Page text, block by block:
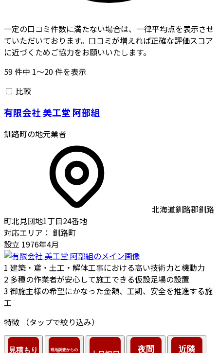
一定の口コミ件数に満たない場合は、一律平均点を表示させ
ていただいております。口コミが増えれば正確な評価スコア
に近づくためご協力をお願いいたします。
59件中 1〜20件を表示
比較
有限会社 美工堂 阿部組
釧路町の地元業者
北海道釧路郡釧路
町北見団地1丁目24番地
対応エリア： 釧路町
設立 1976年4月
1 建築・鳶・土工・解体工事における高い技術力と機動力
2 多種の作業者が安心して施工できる仮設足場の設置
3 御施主様の希望にかなった金額、工期、安全を推進する施
工
特徴
（タップで絞り込み）